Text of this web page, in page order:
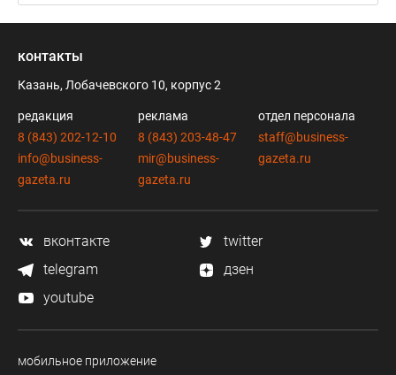
контакты
Казань, Лобачевского 10, корпус 2
редакция
8 (843) 202-12-10
info@business-
gazeta.ru
реклама
8 (843) 203-48-47
mir@business-
gazeta.ru
отдел персонала
staff@business-
gazeta.ru
вконтакте
twitter
telegram
дзен
youtube
мобильное приложение